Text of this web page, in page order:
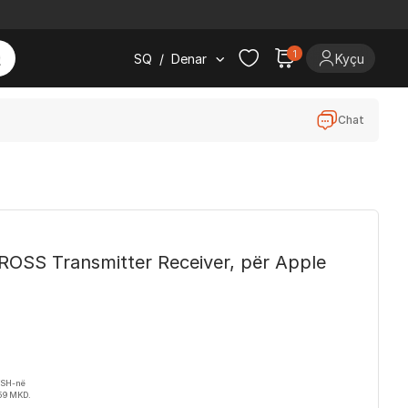
SQ / Denar 1 Kyçu
Chat
Transmitter Receiver, për Apple
në
MKD.